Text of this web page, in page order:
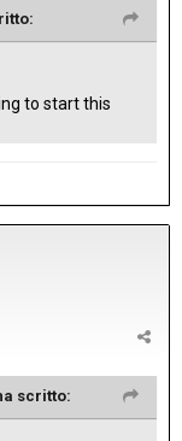
to start this
scritto: